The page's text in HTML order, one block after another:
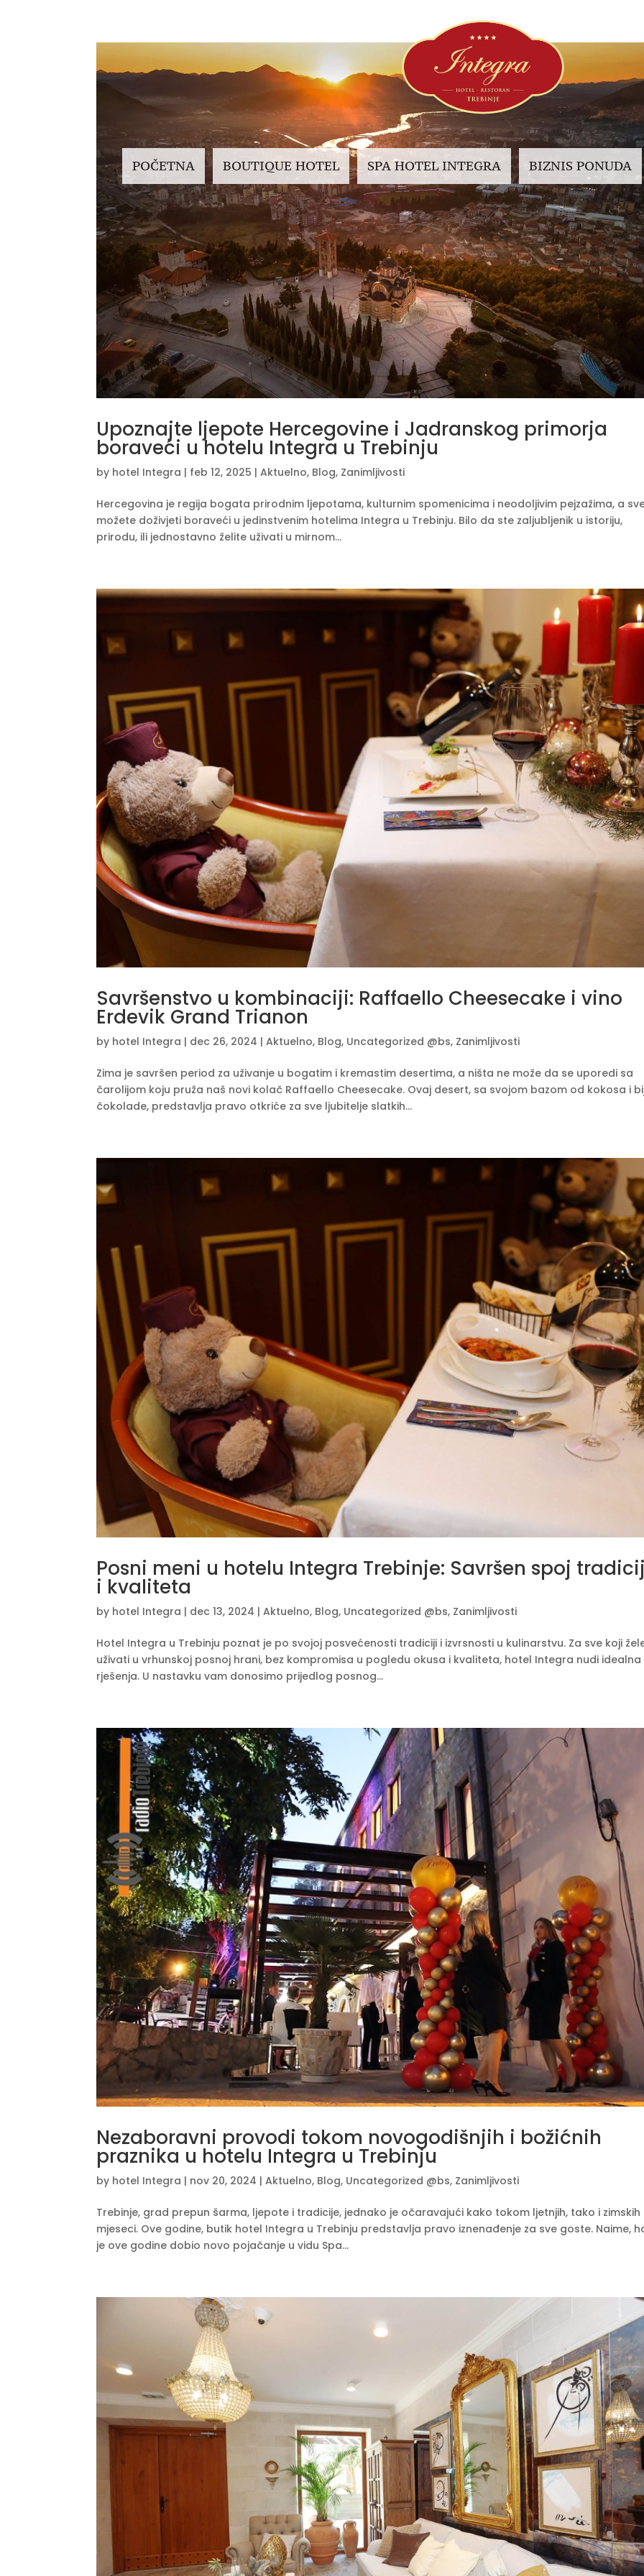
POČETNA BOUTIQUE HOTEL SPA HOTEL INTEGRA BIZNIS PONUDA
Upoznajte ljepote Hercegovine i Jadranskog primorja
boraveći u hotelu Integra u Trebinju
by hotel Integra | feb 12, 2025 |Aktuelno, Blog, Zanimljivosti
Hercegovina je regija bogata prirodnim ljepotama, kulturnim spomenicima i neodoljivim pejzažima, a
možete doživjeti boraveći u jedinstvenim hotelima Integra u Trebinju. Bilo da ste zaljubljenik u istoriju,
prirodu, ili jednostavno želite uživati u mirnom...
Savršenstvo u kombinaciji: Raffaello Cheesecake i vino
Erdevik Grand Trianon
by hotel Integra | dec 26, 2024 |Aktuelno, Blog, Uncategorized @bs, Zanimljivosti
Zima je savršen period za uživanje u bogatim i kremastim desertima, a ništa ne može da se uporedi sa
čarolijom koju pruža naš novi kolač Raffaello Cheesecake. Ovaj desert, sa svojom bazom od kokosa i
čokolade, predstavlja pravo otkriće za sve ljubitelje slatkih...
Posni meni u hotelu Integra Trebinje: Savršen spoj
i kvaliteta
by hotel Integra | dec 13, 2024 |Aktuelno, Blog, Uncategorized @bs, Zanimljivosti
Hotel Integra u Trebinju poznat je po svojoj posvećenosti tradiciji i izvrsnosti u kulinarstvu. Za sve koji
uživati u vrhunskoj posnoj hrani, bez kompromisa u pogledu okusa i kvaliteta, hotel Integra nudi idealna
rješenja. U nastavku vam donosimo prijedlog posnog...
Nezaboravni provodi tokom novogodišnjih i božićnih
praznika u hotelu Integra u Trebinju
by hotel Integra | nov 20, 2024 |Aktuelno, Blog, Uncategorized @bs, Zanimljivosti
Trebinje, grad prepun šarma, ljepote i tradicije, jednako je očaravajući kako tokom ljetnjih, tako i zimskih
mjeseci. Ove godine, butik hotel Integra u Trebinju predstavlja pravo iznenađenje za sve goste. Naime,
je ove godine dobio novo pojačanje u vidu Spa...